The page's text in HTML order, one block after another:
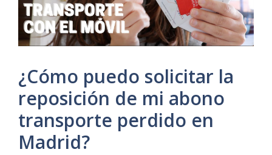
¿Cómo puedo solicitar la
reposición de mi abono
transporte perdido en
Madrid?